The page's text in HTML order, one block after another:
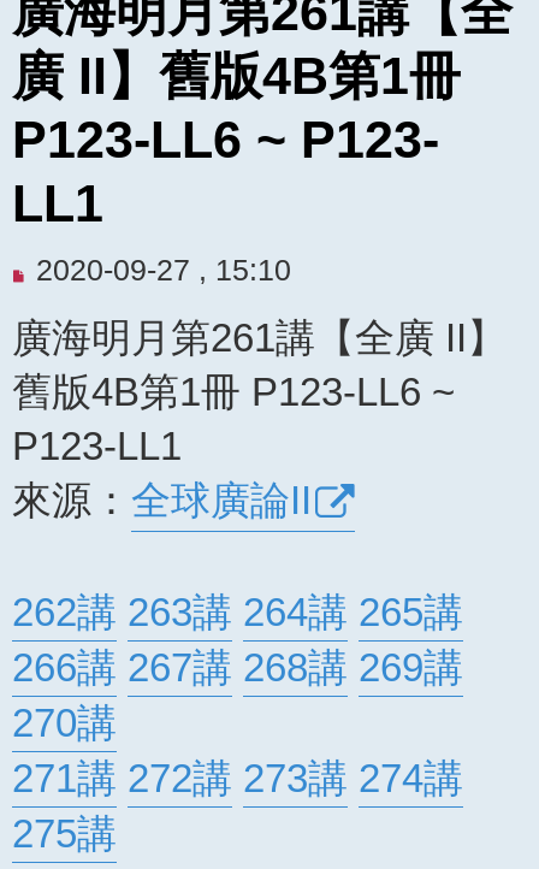
廣海明月第261講【全
廣 II】舊版4B第1冊
P123-LL6 ~ P123-
LL1
未
讀
文
章
2020-09-27 , 15:10
廣海明月第261講【全廣 II】
舊版4B第1冊 P123-LL6 ~
P123-LL1
來源： 全球廣論II
262講 263講 264講 265講
266講 267講 268講 269講
270講
271講 272講 273講 274講
275講